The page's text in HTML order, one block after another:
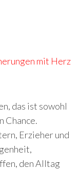
mit Herz
das ist sowohl
Chance.
Erzieher und
den Alltag